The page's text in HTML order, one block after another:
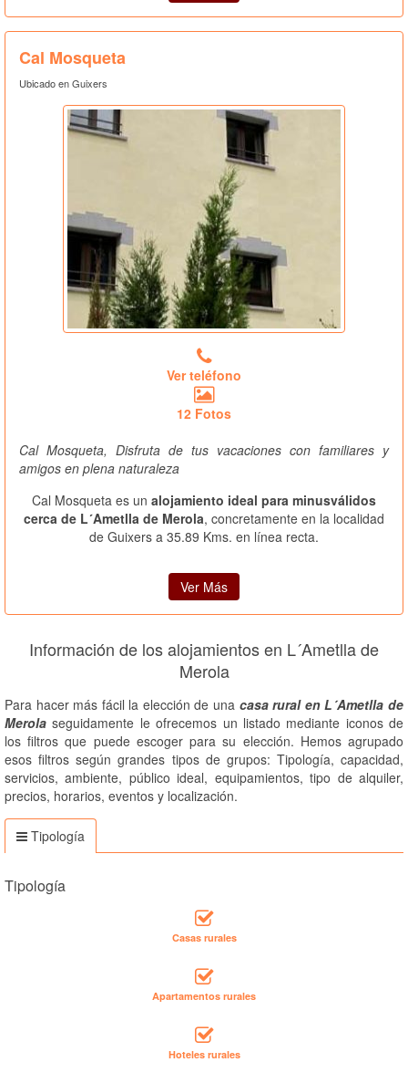
Cal Mosqueta
Ubicado en Guixers
Ver teléfono
12 Fotos
Cal Mosqueta, Disfruta de tus vacaciones con familiares y
amigos en plena naturaleza
Cal Mosqueta es un alojamiento ideal para minusválidos
cerca de L´Ametlla de Merola, concretamente en la localidad
de Guixers a 35.89 Kms. en línea recta.
Ver Más
Información de los alojamientos en L´Ametlla de
Merola
Para hacer más fácil la elección de una casa rural en L´Ametlla de
Merola seguidamente le ofrecemos un listado mediante iconos de
los filtros que puede escoger para su elección. Hemos agrupado
esos filtros según grandes tipos de grupos: Tipología, capacidad,
servicios, ambiente, público ideal, equipamientos, tipo de alquiler,
precios, horarios, eventos y localización.
Tipología
Tipología
Casas rurales
Apartamentos rurales
Hoteles rurales